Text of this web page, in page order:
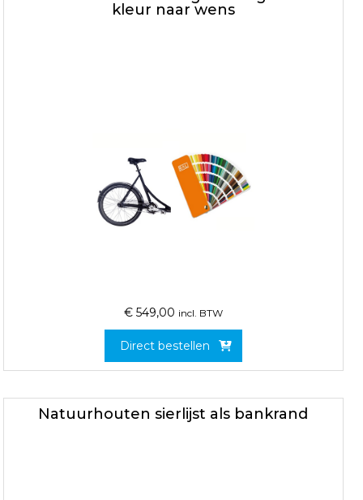
kleur naar wens
€ 549,00 incl. BTW
Direct bestellen
Natuurhouten sierlijst als bankrand